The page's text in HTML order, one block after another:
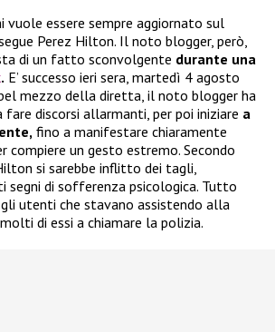
vuole essere sempre aggiornato sul
Perez Hilton. Il noto blogger, però,
di un fatto sconvolgente durante una
. E’ successo ieri sera, martedì 4 agosto
mezzo della diretta, il noto blogger ha
fare discorsi allarmanti, per poi iniziare a
fino a manifestare chiaramente
compiere un gesto estremo. Secondo
si sarebbe inflitto dei tagli,
segni di sofferenza psicologica. Tutto
utenti che stavano assistendo alla
di essi a chiamare la polizia.